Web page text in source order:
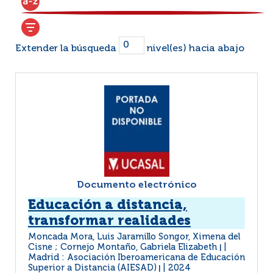
Extender la búsqueda nivel(es) hacia abajo
Documento electrónico
Educación a distancia,
transformar realidades
Moncada Mora, Luis Jaramillo Songor, Ximena del
Cisne ; Cornejo Montaño, Gabriela Elizabeth
Madrid : Asociación Iberoamericana de Educación
Superior a Distancia (AIESAD)
2024